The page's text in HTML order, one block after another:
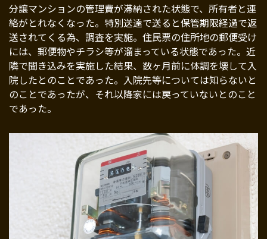
分譲マンションの管理費が滞納された状態で、所有者と連
絡がとれなくなった。特別送達で送ると保管期限経過で返
送されてくる為、調査を実施。住民票の住所地の郵便受け
には、郵便物やチラシ等が溜まっている状態であった。近
隣で聞き込みを実施した結果、数ヶ月前に体調を壊して入
院したとのことであった。入院先等については知らないと
のことであったが、それ以降家には戻っていないとのこと
であった。